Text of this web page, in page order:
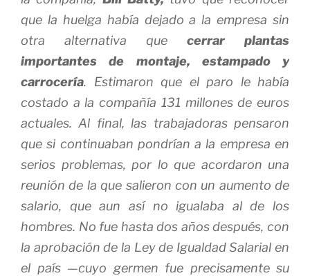
que la huelga había dejado a la empresa sin
otra alternativa que cerrar plantas
importantes de montaje, estampado y
carrocería. Estimaron que el paro le había
costado a la compañía 131 millones de euros
actuales. Al final, las trabajadoras pensaron
que si continuaban pondrían a la empresa en
serios problemas, por lo que acordaron una
reunión de la que salieron con un aumento de
salario, que aun así no igualaba al de los
hombres. No fue hasta dos años después, con
la aprobación de la Ley de Igualdad Salarial en
el país —cuyo germen fue precisamente su